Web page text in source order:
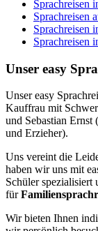
Sprachreisen
Sprachreisen
Sprachreisen
Sprachreisen
Unser easy
Unser easy
Kauffrau mit
und Sebastian
und Erzieher).
Uns vereint die
haben wir uns mit
Schüler spezialisiert
für
Wir bieten Ihnen